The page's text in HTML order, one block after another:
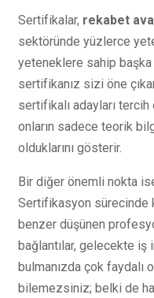
Sertifikalar, rekabet
sektöründe yüzlerce
yeteneklere sahip başka
sertifikanız sizi öne
sertifikalı adayları
onların sadece teorik
olduklarını gösterir.
Bir diğer önemli nokta
Sertifikasyon sürecinde
benzer düşünen
bağlantılar, gelecekte iş
bulmanızda çok faydalı
bilemezsiniz; belki de